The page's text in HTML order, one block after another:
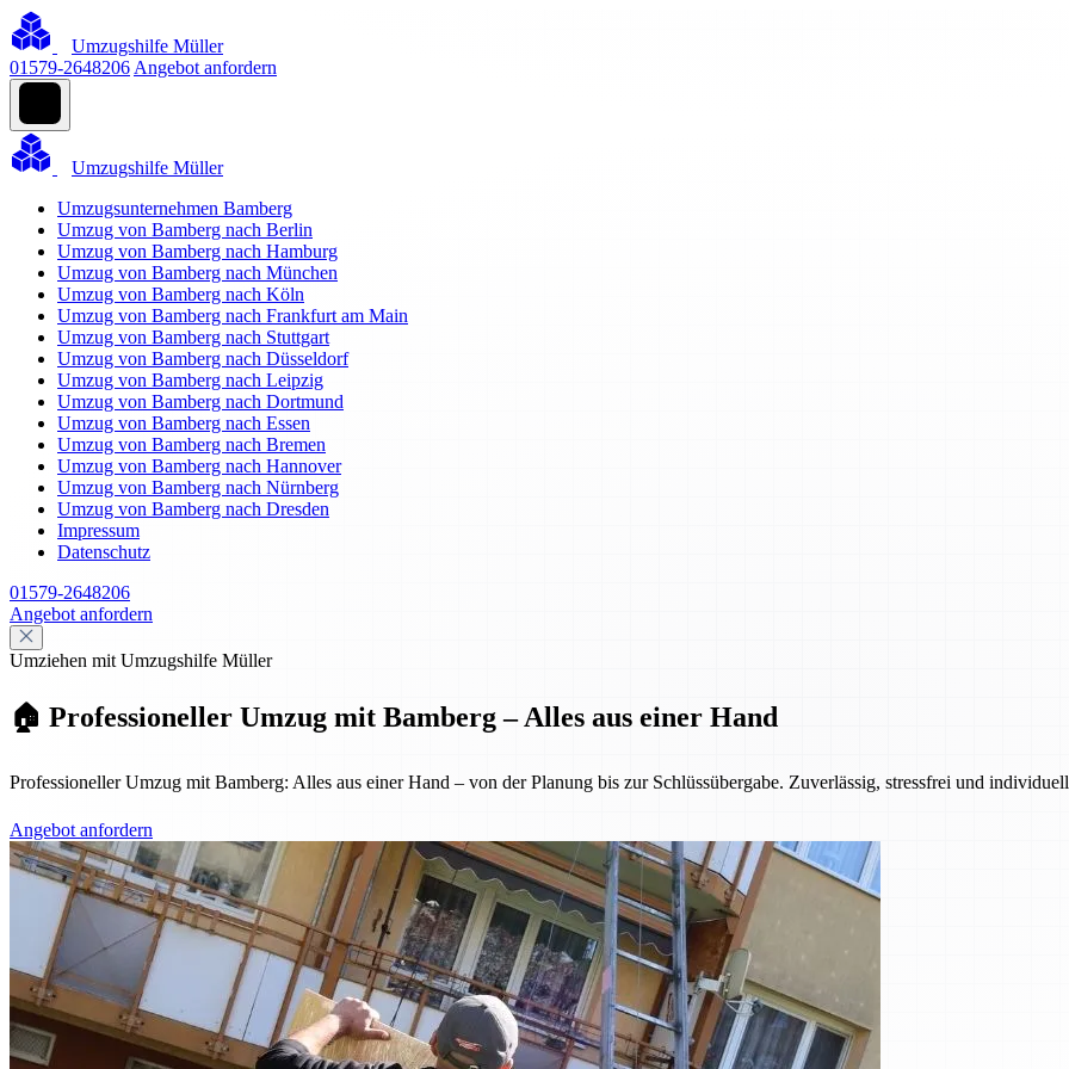
Umzugshilfe Müller
01579-2648206 Angebot anfordern
Umzugshilfe Müller
Umzugsunternehmen Bamberg
Umzug von Bamberg nach Berlin
Umzug von Bamberg nach Hamburg
Umzug von Bamberg nach München
Umzug von Bamberg nach Köln
Umzug von Bamberg nach Frankfurt am Main
Umzug von Bamberg nach Stuttgart
Umzug von Bamberg nach Düsseldorf
Umzug von Bamberg nach Leipzig
Umzug von Bamberg nach Dortmund
Umzug von Bamberg nach Essen
Umzug von Bamberg nach Bremen
Umzug von Bamberg nach Hannover
Umzug von Bamberg nach Nürnberg
Umzug von Bamberg nach Dresden
Impressum
Datenschutz
01579-2648206
Angebot anfordern
Umziehen mit Umzugshilfe Müller
🏠 Professioneller Umzug mit Bamberg – Alles aus einer Hand
Professioneller Umzug mit Bamberg: Alles aus einer Hand – von der Planung bis zur Schlüssübergabe. Zuverlässig, stressfrei und
Angebot anfordern